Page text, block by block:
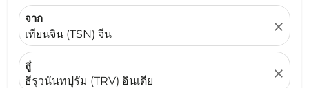
จาก
เทียนจิน (TSN) จีน
close
สู่
ธีรุวนันทปุรัม (TRV) อินเดีย
close